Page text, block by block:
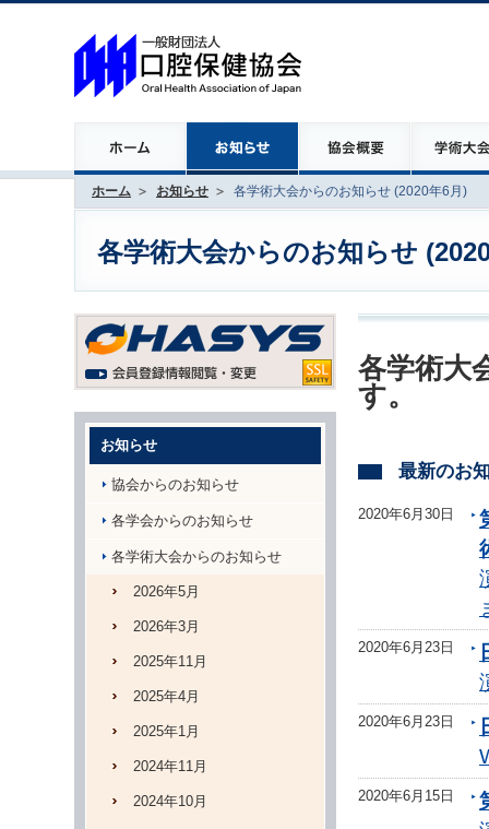
ホーム お知らせ 各学術大会からのお知らせ (2020年6月)
各学術大会からのお知らせ
各学術大
す。
最新のお
2020年6月30日
2020年6月23日
2020年6月23日
2020年6月15日
お知らせ
協会からのお知らせ
各学会からのお知らせ
各学術大会からのお知らせ
2026年5月
2026年3月
2025年11月
2025年4月
2025年1月
2024年11月
2024年10月